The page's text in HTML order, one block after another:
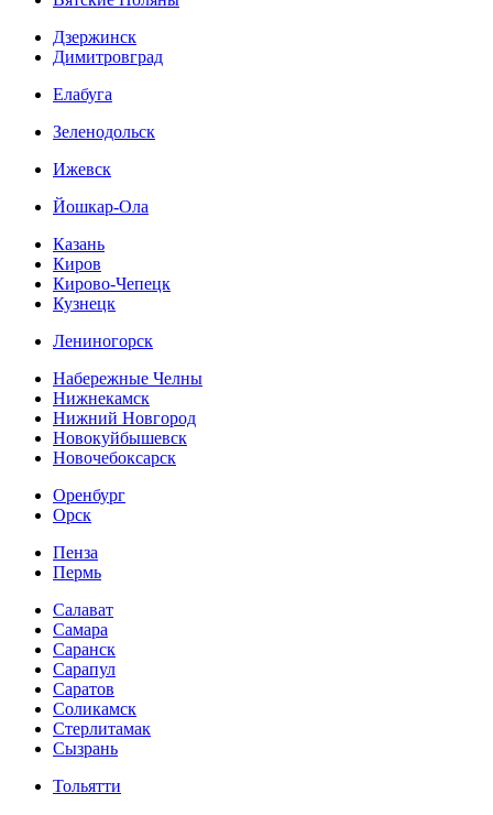
Дзержинск
Димитровград
Елабуга
Зеленодольск
Ижевск
Йошкар-Ола
Казань
Киров
Кирово-Чепецк
Кузнецк
Лениногорск
Набережные Челны
Нижнекамск
Нижний Новгород
Новокуйбышевск
Новочебоксарск
Оренбург
Орск
Пенза
Пермь
Салават
Самара
Саранск
Сарапул
Саратов
Соликамск
Стерлитамак
Сызрань
Тольятти